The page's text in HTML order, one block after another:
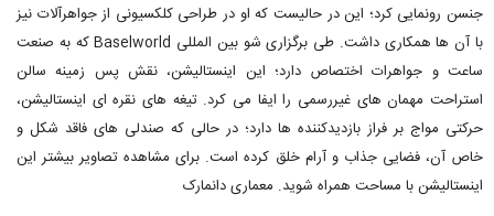
جنسن رونمایی کرد؛ این در حالیست که او در طراحی کلکسیونی از جواهرآلات نیز
با آن ها همکاری داشت. طی برگزاری شو بین المللی Baselworld که به صنعت
ساعت و جواهرات اختصاص دارد؛ این اینستالیشن، نقش پس زمینه سالن
استراحت مهمان های غیررسمی را ایفا می کرد. تیغه های نقره ای اینستالیشن،
حرکتی مواج بر فراز بازدیدکننده ها دارد؛ در حالی که صندلی های فاقد شکل و
خاص آن، فضایی جذاب و آرام خلق کرده است. برای مشاهده تصاویر بیشتر این
اینستالیشن با مساحت همراه شوید. معماری دانمارک